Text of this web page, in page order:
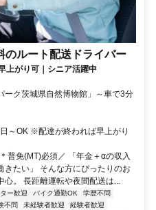
ルート配送ドライバー
上がり可｜シニア活躍中
ーク茨城県自然博物館」～車で3分
～OK ※配達が終われば早上がり
普免(MT)必須／ 「年金＋αの収入
きたい」 そんな方にぴったりのお
心。 長距離運転や夜間配送は...
ー歓迎 バイク通勤OK
学歴不問
不問 未経験者歓迎
経験者歓迎